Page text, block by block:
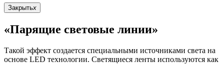
Закрытьx
«Парящие световые линии»
Такой эффект создается специальными источниками света на
основе LED технологии. Светящиеся ленты используются как